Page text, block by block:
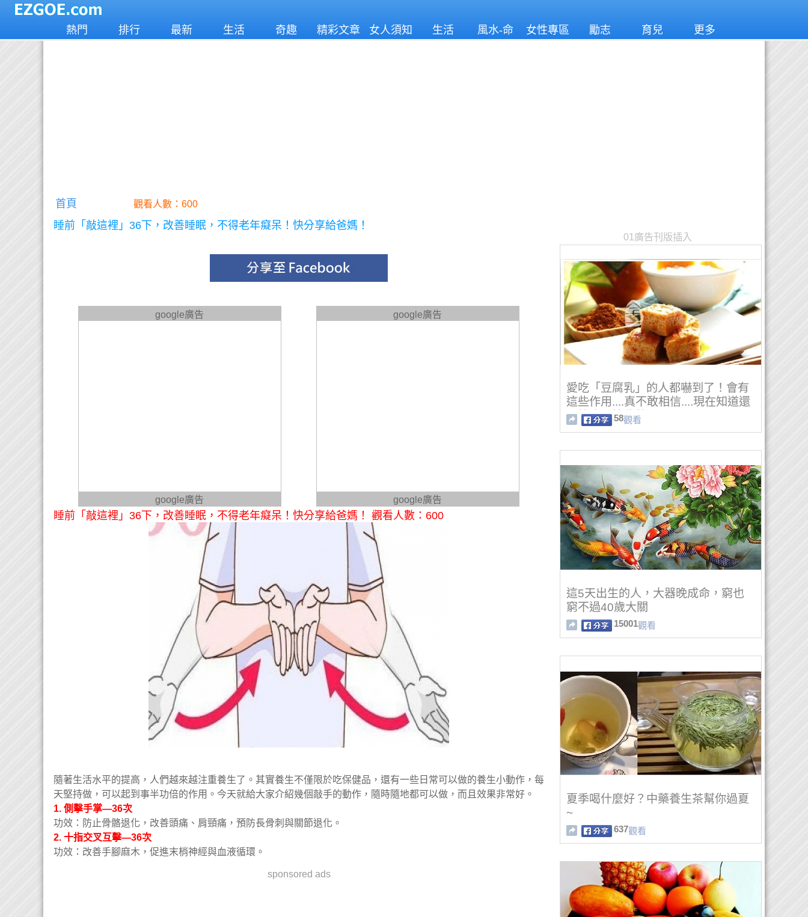
熱門 排行 最新 生活 奇趣 精彩文章 女人須知 生活
風水-命
女性專區 勵志 育兒 更多
首頁 觀看人數：600
睡前「敲這裡」36下，改善睡眠，不得老年癡呆！快分享給爸媽！
google廣告
google廣告
google廣告
google廣告
睡前「敲這裡」36下，改善睡眠，不得老年癡呆！快分享給爸媽！ 觀看人數：600
隨著生活水平的提高，人們越來越注重養生了。其實養生不僅限於吃保健品，還有一些日常可以做的養生小動作，每
天堅持做，可以起到事半功倍的作用。今天就給大家介紹幾個敲手的動作，隨時隨地都可以做，而且效果非常好。
1. 側擊手掌—36次
功效：防止骨骼退化，改善頭痛、肩頸痛，預防長骨刺與關節退化。
2. 十指交叉互擊—36次
功效：改善手腳麻木，促進末梢神經與血液循環。
sponsored ads
01廣告刊版插入
愛吃「豆腐乳」的人都嚇到了！會有
這些作用....真不敢相信....現在知道還
不算晚！快收藏吧！！！
58觀看
這5天出生的人，大器晚成命，窮也
窮不過40歲大關
15001觀看
夏季喝什麼好？中藥養生茶幫你過夏
~
637觀看